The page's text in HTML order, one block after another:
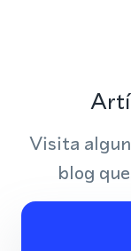
Visita
blog